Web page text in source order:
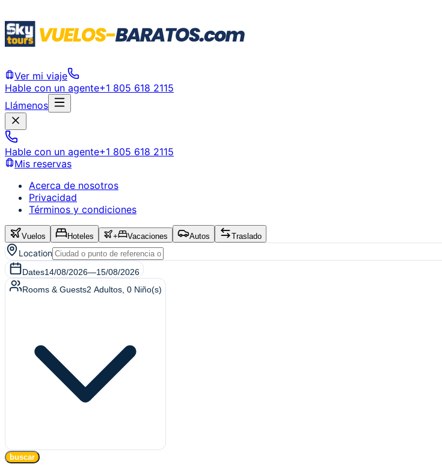
Ver mi viaje
Hable con un agente+1 805 618 2115
Llámenos
Hable con un agente+1 805 618 2115
Mis reservas
Acerca de nosotros
Privacidad
Términos y condiciones
Vuelos Hoteles + Vacaciones Autos Traslado
Location
Dates14/08/2026—15/08/2026
Rooms & Guests2 Adultos 0 Niño(s)
buscar